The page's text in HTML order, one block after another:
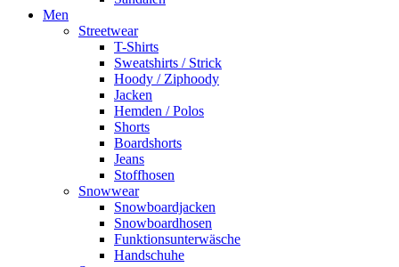
Men
Streetwear
T-Shirts
Sweatshirts / Strick
Hoody / Ziphoody
Jacken
Hemden / Polos
Shorts
Boardshorts
Jeans
Stoffhosen
Snowwear
Snowboardjacken
Snowboardhosen
Funktionsunterwäsche
Handschuhe